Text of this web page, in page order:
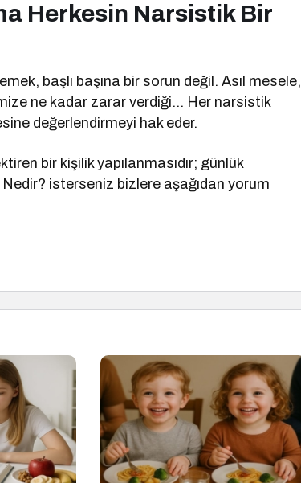
Herkesin Narsistik Bir
başlı başına bir sorun değil. Asıl mesele,
ne kadar zarar verdiği… Her narsistik
değerlendirmeyi hak eder.
bir kişilik yapılanmasıdır; günlük
isterseniz bizlere aşağıdan yorum